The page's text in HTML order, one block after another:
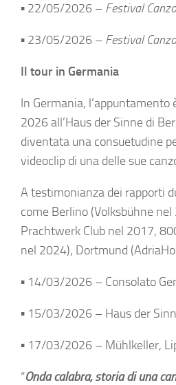
▪ 22/05/2026 – Festival
▪ 23/05/2026 – Festival
Il tour in Germania
In Germania,
2026 all’Haus der Sinne di
diventata una consuetudine
videoclip di una delle sue
A testimonianza dei rapporti
come Berlino (Volksbühne
Prachtwerk Club nel 2017,
nel 2024), Dortmund
▪ 14/03/2026 – Consolato
▪ 15/03/2026 – Haus der
▪ 17/03/2026 – Mühlkeller,
“Onda calabra, storia di una